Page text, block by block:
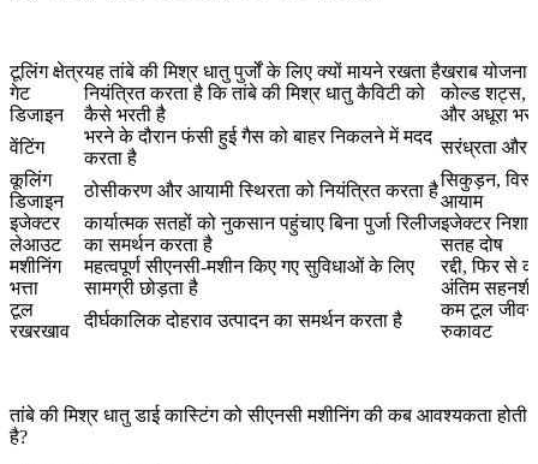
टूलिंग क्षेत्रयह तांबे की मिश्र धातु पुर्जों के लिए क्यों मायने रखता हैखराब योजना
गेट
डिजाइन
नियंत्रित करता है कि तांबे की मिश्र धातु कैविटी को
कैसे भरती है
कोल्ड शट्स,
और अधूरा
वेंटिंग
भरने के दौरान फंसी हुई गैस को बाहर निकलने में मदद
करता है
सरंध्रता और
कूलिंग
डिजाइन
ठोसीकरण और आयामी स्थिरता को नियंत्रित करता है
सिकुड़न,
आयाम
इजेक्टर
लेआउट
कार्यात्मक सतहों को नुकसान पहुंचाए बिना पुर्जा रिलीज
का समर्थन करता है
इजेक्टर
सतह दोष
मशीनिंग
भत्ता
महत्वपूर्ण सीएनसी-मशीन किए गए सुविधाओं के लिए
सामग्री छोड़ता है
रद्दी, फिर से
अंतिम
टूल
रखरखाव
दीर्घकालिक दोहराव उत्पादन का समर्थन करता है
कम टूल जीवन
रुकावट
तांबे की मिश्र धातु डाई कास्टिंग को सीएनसी मशीनिंग की कब आवश्यकता होती
है?